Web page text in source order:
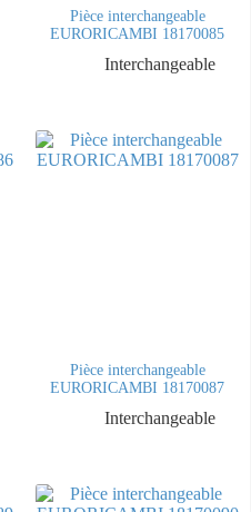
Pièce interchangeable
EURORICAMBI 18170085
Interchangeable
Pièce interchangeable
EURORICAMBI 18170087
Interchangeable